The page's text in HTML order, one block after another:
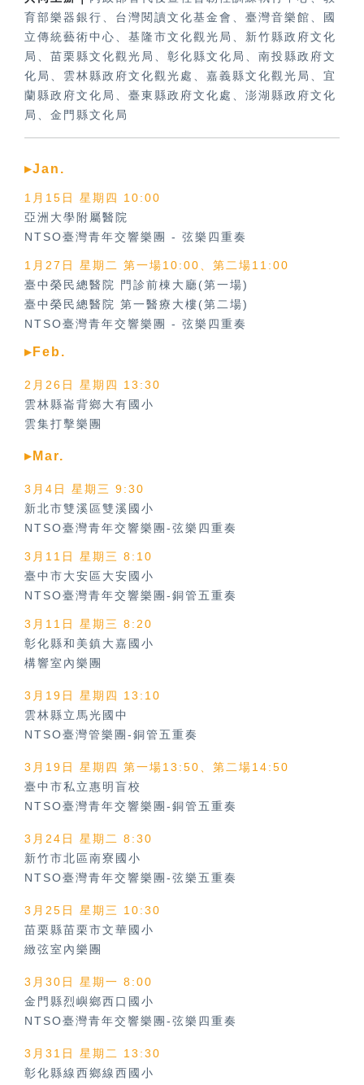
育部樂器銀行、 台灣閱讀文化基金會、臺灣音樂館、國
立傳統藝術中心、基隆市文化觀光局、新竹縣政府文化
局、苗栗縣文化觀光局、彰化縣文化局、南投縣政府文
化局、雲林縣政府文化觀光處、嘉義縣文化觀光局、宜
蘭縣政府文化局、臺東縣政府文化處、澎湖縣政府文化
局、金門縣文化局
▸Jan.
1月15日 星期四 10:00
亞洲大學附屬醫院
NTSO臺灣青年交響樂團 - 弦樂四重奏
1月27日 星期二 第一場10:00、第二場11:00
臺中榮民總醫院 門診前棟大廳(第一場)
臺中榮民總醫院 第一醫療大樓(第二場)
NTSO臺灣青年交響樂團 - 弦樂四重奏
▸Feb.
2月26日 星期四 13:30
雲林縣崙背鄉大有國小
雲集打擊樂團
▸Mar.
3月4日 星期三 9:30
新北市雙溪區雙溪國小
NTSO臺灣青年交響樂團-弦樂四重奏
3月11日 星期三 8:10
臺中市大安區大安國小
NTSO臺灣青年交響樂團-銅管五重奏
3月11日 星期三 8:20
彰化縣和美鎮大嘉國小
構響室內樂團
3月19日 星期四 13:10
雲林縣立馬光國中
NTSO臺灣管樂團-銅管五重奏
3月19日 星期四 第一場13:50、第二場14:50
臺中市私立惠明盲校
NTSO臺灣青年交響樂團-銅管五重奏
3月24日 星期二 8:30
新竹市北區南寮國小
NTSO臺灣青年交響樂團-弦樂五重奏
3月25日 星期三 10:30
苗栗縣苗栗市文華國小
緻弦室內樂團
3月30日 星期一 8:00
金門縣烈嶼鄉西口國小
NTSO臺灣青年交響樂團-弦樂四重奏
3月31日 星期二 13:30
彰化縣線西鄉線西國小